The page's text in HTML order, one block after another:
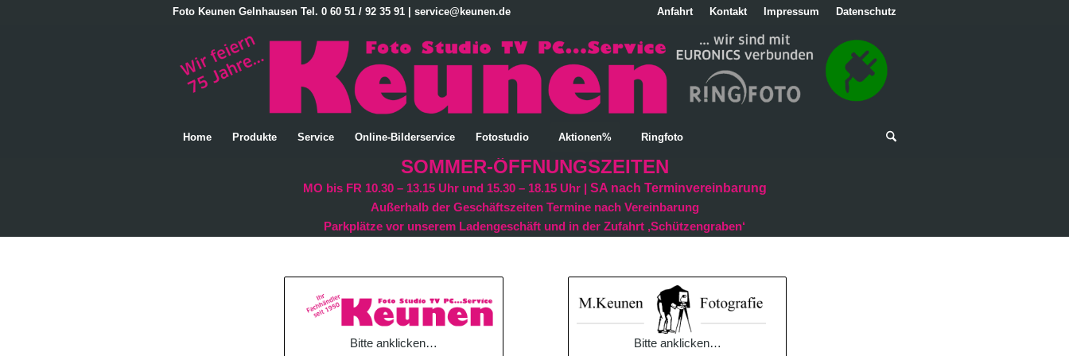
Anfahrt Kontakt Impressum Datenschutz
Foto Keunen Gelnhausen Tel. 0 60 51 / 92 35 91 | service@keunen.de
Home Produkte Service Online-Bilderservice Fotostudio Aktionen% Ringfoto
SOMMER-ÖFFNUNGSZEITEN
MO bis FR 10.30 – 13.15 Uhr und 15.30 – 18.15 Uhr | SA nach Terminvereinbarung
Außerhalb der Geschäftszeiten Termine nach Vereinbarung
Parkplätze vor unserem Ladengeschäft und in der Zufahrt ‚Schützengraben‘
Bitte anklicken… Bitte anklicken…